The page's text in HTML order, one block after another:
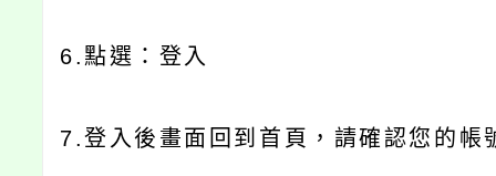
6. 點選：登入
7.登入後畫面回到首頁，請確認您的帳